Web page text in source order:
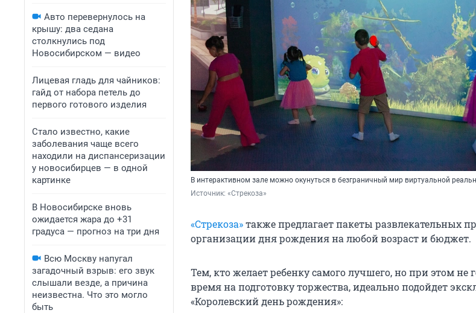
Авто перевернулось на
крышу: два седана
столкнулись под
Новосибирском — видео
Лицевая гладь для чайников:
гайд от набора петель до
первого готового изделия
Стало известно, какие
заболевания чаще всего
находили на диспансеризации
у новосибирцев — в одной
картинке
В Новосибирске вновь
ожидается жара до +31
градуса — прогноз на три дня
Всю Москву напугал
загадочный взрыв: его звук
слышали везде, а причина
неизвестна. Что это могло
быть
В интерактивном зале можно окунуться в безграничный мир виртуальной
Источник: «Стрекоза»
«Стрекоза»также предлагает пакеты развлекательных
организации дня рождения на любой возраст и бюджет.
Тем, кто желает ребенку самого лучшего, но при этом не
время на подготовку торжества, идеально подойдет
«Королевский день рождения»: